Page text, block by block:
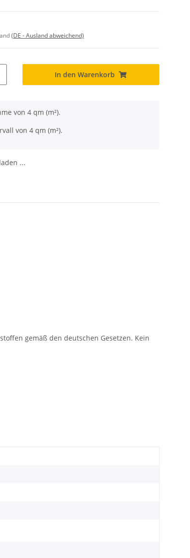
(DE - Ausland abweichend)
In den Warenkorb
von 4 qm (m²).
von 4 qm (m²).
...
gemäß den deutschen Gesetzen. Kein